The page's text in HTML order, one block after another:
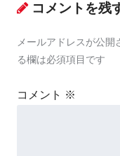
コメントを残
メールアドレスが公開
る欄は必須項目です
コメント ※